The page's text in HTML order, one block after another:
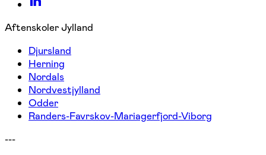
Aftenskoler Jylland
Djursland
Herning
Nordals
Nordvestjylland
Odder
Randers-Favrskov-Mariagerfjord-Viborg
---